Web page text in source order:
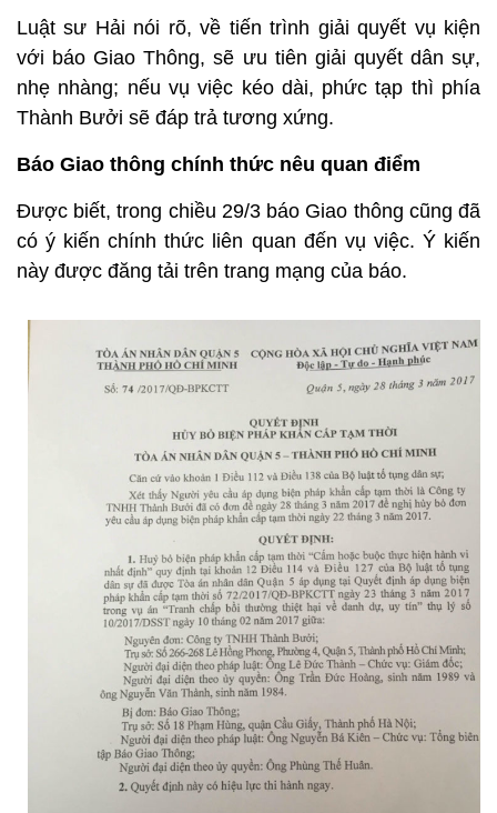
Luật sư Hải nói rõ, về tiến trình giải quyết vụ kiện
với báo Giao Thông, sẽ ưu tiên giải quyết dân sự,
nhẹ nhàng; nếu vụ việc kéo dài, phức tạp thì phía
Thành Bưởi sẽ đáp trả tương xứng.
Báo Giao thông chính thức nêu quan điểm
Được biết, trong chiều 29/3 báo Giao thông cũng đã
có ý kiến chính thức liên quan đến vụ việc. Ý kiến
này được đăng tải trên trang mạng của báo.